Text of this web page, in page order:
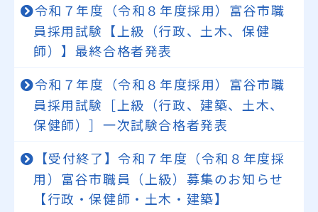
令和７年度（令和８年度採用）富谷市職
員採用試験【上級（行政、土木、保健
師）】最終合格者発表
令和７年度（令和８年度採用）富谷市職
員採用試験［上級（行政、建築、土木、
保健師）］一次試験合格者発表
【受付終了】令和７年度（令和８年度採
用）富谷市職員（上級）募集のお知らせ
【行政・保健師・土木・建築】